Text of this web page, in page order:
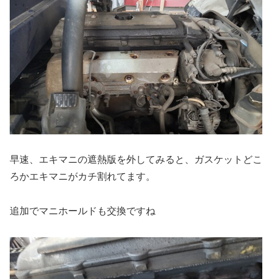
早速、エキマニの遮熱版を外してみると、ガスケットどこ
ろかエキマニがカチ割れてます。
追加でマニホールドも交換ですね